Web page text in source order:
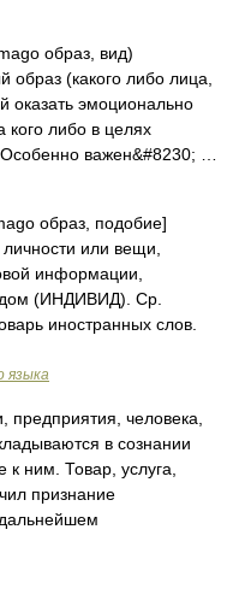
образ, вид)
(какого либо лица,
оказать эмоционально
кого либо в целях
важен&#8230; …
образ, подобие]
или вещи,
информации,
(ИНДИВИД). Ср.
иностранных слов.
языка
предприятия, человека,
в сознании
ним. Товар, услуга,
признание